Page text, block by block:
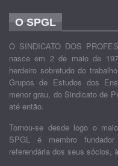
O SPGL
O SINDICATO DOS
nasce em 2 de maio de
herdeiro sobretudo do
Grupos de Estudos dos
menor grau, do Sindicato de
até então.
Tornou-se desde logo o
SPGL é membro
referendária dos seus sócios,